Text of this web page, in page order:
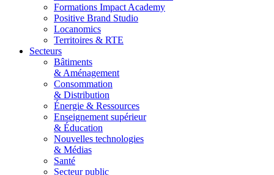
Formations Impact Academy
Positive Brand Studio
Locanomics
Territoires & RTE
Secteurs
Bâtiments
& Aménagement
Consommation
& Distribution
Énergie & Ressources
Enseignement supérieur
& Éducation
Nouvelles technologies
& Médias
Santé
Secteur public